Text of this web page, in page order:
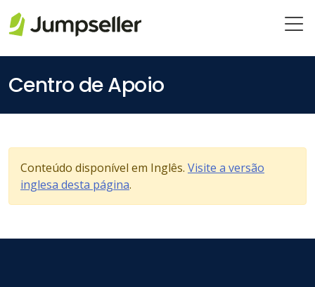
Centro de Apoio
Conteúdo disponível em Inglês. Visite a versão
inglesa desta página.